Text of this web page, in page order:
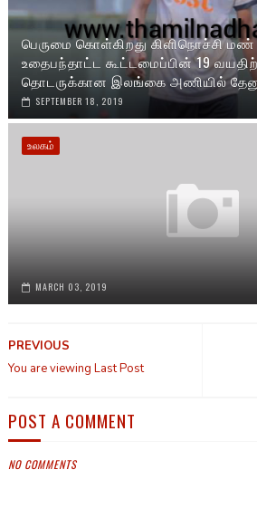
பெருமை கொள்கிறது கிளிநொச்சி மண்
உதைபந்தாட்ட‌ கூட்டமைப்பின் 19
தொடருக்கான இலங்கை அணியில்
SEPTEMBER 18, 2019
உலகம்
MARCH 03, 2019
PREVIOUS
You are viewing Last Post
POST A COMMENT
NO COMMENTS